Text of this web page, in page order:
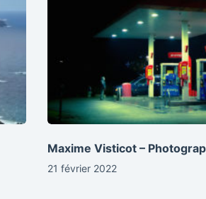
Maxime Visticot –
21 février 2022